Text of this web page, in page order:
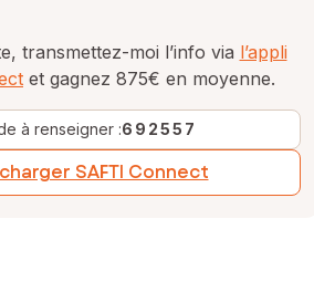
transmettez-moi l’info via l’appli
et gagnez 875€ en moyenne.
à renseigner :692557
SAFTI Connect